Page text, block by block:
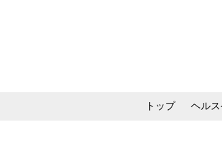
トップ ヘル